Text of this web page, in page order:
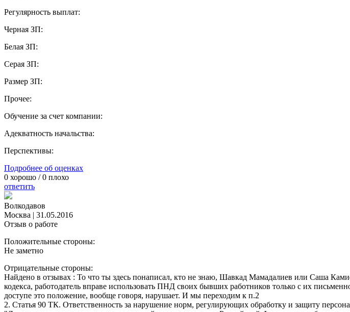
Регулярность выплат:
Черная ЗП:
Белая ЗП:
Серая ЗП:
Размер ЗП:
Прочее:
Обучение за счет компании:
Адекватность начальства:
Перспективы:
Подробнее об оценках
0 хорошо /0 плохо
ответить
Волкодавов
Москва | 31.05.2016
Отзыв о работе
Положительные стороны:
Не заметно
Отрицательные стороны:
Найдено в отзывах : То что ты здесь понаписал, кто не знаю, Шавкад Мамадалиев или Саша
кодекса, работодатель вправе использовать ПНД своих бывших работников только с их
доступе это положение, вообще говоря, нарушает. И мы переходим к п.2
2. Статья 90 ТК. Ответственность за нарушение норм, регулирующих обработку и защиту